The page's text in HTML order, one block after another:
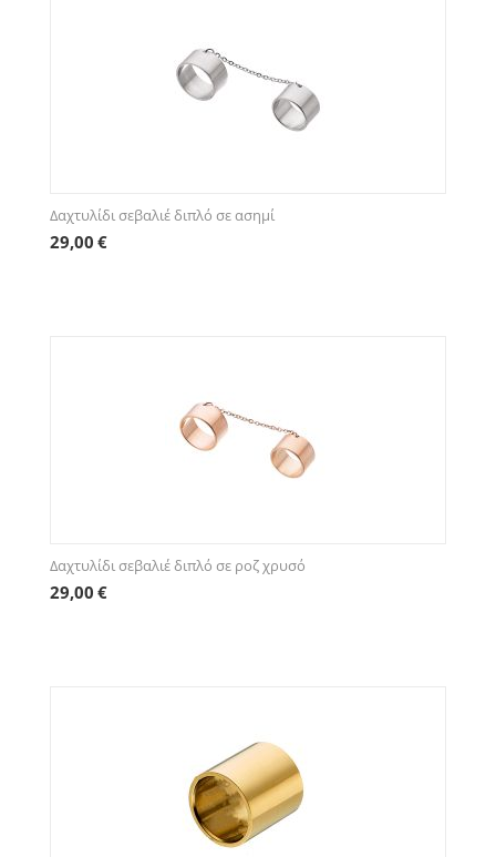
Δαχτυλίδι σεβαλιέ διπλό σε ασημί
29,00 €
Δαχτυλίδι σεβαλιέ διπλό σε ροζ χρυσό
29,00 €